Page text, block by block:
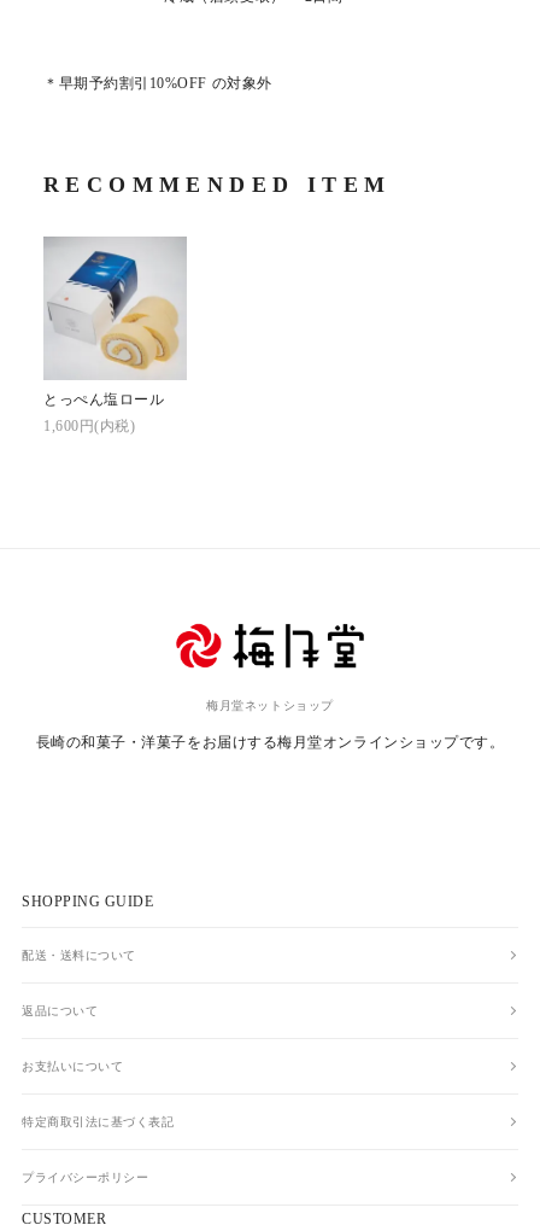
＊早期予約割引10%OFF の対象外
RECOMMENDED ITEM
とっぺん塩ロール
1,600円(内税)
梅月堂ネットショップ
長崎の和菓子・洋菓子をお届けする梅月堂オンラインショップです。
SHOPPING GUIDE
配送・送料について
返品について
お支払いについて
特定商取引法に基づく表記
プライバシーポリシー
CUSTOMER